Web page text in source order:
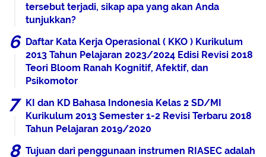
tersebut terjadi, sikap apa yang akan Anda
tunjukkan?
Daftar Kata Kerja Operasional ( KKO ) Kurikulum
2013 Tahun Pelajaran 2023/2024 Edisi Revisi 2018
Teori Bloom Ranah Kognitif, Afektif, dan
Psikomotor
KI dan KD Bahasa Indonesia Kelas 2 SD/MI
Kurikulum 2013 Semester 1-2 Revisi Terbaru 2018
Tahun Pelajaran 2019/2020
Tujuan dari penggunaan instrumen RIASEC adalah